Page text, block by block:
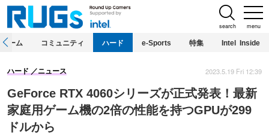
menu
search
ホーム コミュニティ ハード e-Sports 特集 Intel Inside
GeForce RTX 4060シリーズが正式発表！最新
家庭用ゲーム機の2倍の性能を持つGPUが299
ドルから
ハード ニュース 2023.5.19 Fri 12:39